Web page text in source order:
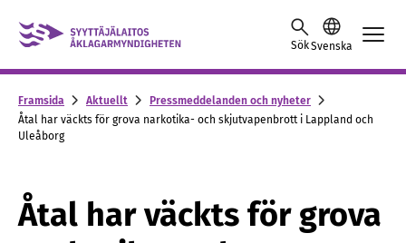
Hoppa till innehållet
SökSvenska
Framsida Aktuellt
Pressmeddelanden och nyheter
Åtal har väckts för grova narkotika- och skjutvapenbrott i Lappland och
Uleåborg
Åtal har väckts för grova